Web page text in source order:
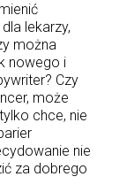
lekarzy,
można
nowego i
Czy
może
chce, nie
nie
za dobrego